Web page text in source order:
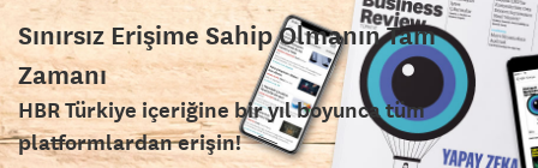
Sınırsız Erişime Sahip Olmanın Tam
Zamanı
HBR Türkiye içeriğine bir yıl boyunca tüm
platformlardan erişin!